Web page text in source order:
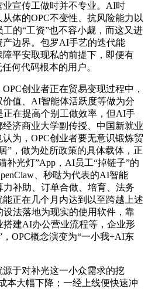
业宣传工做时并不专业。AI时
体的OPC不变性、抗风险能力以
的“工资”也不容小觑，而这又进
边界。包罗AI手艺的迭代能
平安取现私的前提下，即便有
何代码根本的用户。
创业者正在贸易变现过程中，
值、AI智能体活跃度等做为分
在提高个别工做效率，但AI手
济商业大学副传授、中国新就业
为，OPC创业者要无意识锻炼贸
”，做为处所政策的具体载体，正
补光灯”App，AI员工“掉链子”的
、秒哒为代表的AI智能
补助、订单合做、培育、法务
正在几个月内达到以至跨越上述
法落地为现实的使用软件，靠
建AI办公营业流程等，企业形
OPC概念演变为“一小我+AI东
于对补光这一小众需求的挖
本大幅下降；一经上线便快速冲